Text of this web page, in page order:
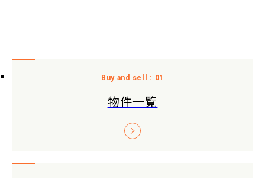
物件一覧